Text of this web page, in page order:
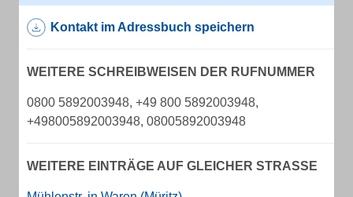
Kontakt im Adressbuch speichern
WEITERE SCHREIBWEISEN DER RUFNUMMER
0800 5892003948, +49 800 5892003948,
+498005892003948, 08005892003948
WEITERE EINTRÄGE AUF GLEICHER STRASSE